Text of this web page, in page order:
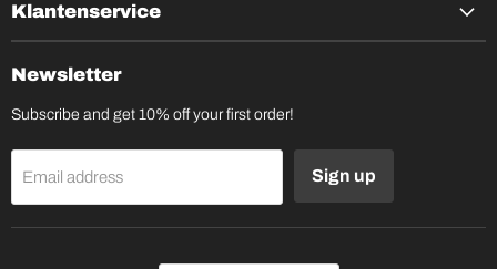
Klantenservice
Newsletter
Subscribe and get 10% off your first order!
Email address Sign up